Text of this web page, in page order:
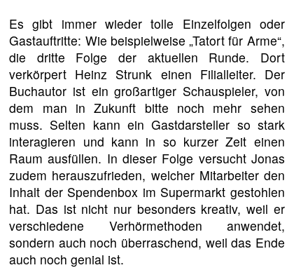
Es gibt immer wieder tolle Einzelfolgen oder
Gastauftritte: Wie beispielweise „Tatort für Arme“,
die dritte Folge der aktuellen Runde. Dort
verkörpert Heinz Strunk einen Filialleiter. Der
Buchautor ist ein großartiger Schauspieler, von
dem man in Zukunft bitte noch mehr sehen
muss. Selten kann ein Gastdarsteller so stark
interagieren und kann in so kurzer Zeit einen
Raum ausfüllen. In dieser Folge versucht Jonas
zudem herauszufrieden, welcher Mitarbeiter den
Inhalt der Spendenbox im Supermarkt gestohlen
hat. Das ist nicht nur besonders kreativ, weil er
verschiedene Verhörmethoden anwendet,
sondern auch noch überraschend, weil das Ende
auch noch genial ist.